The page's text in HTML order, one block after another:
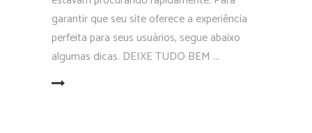
garantir que seu site oferece a experiência
perfeita para seus usuários, segue abaixo
algumas dicas. DEIXE TUDO BEM